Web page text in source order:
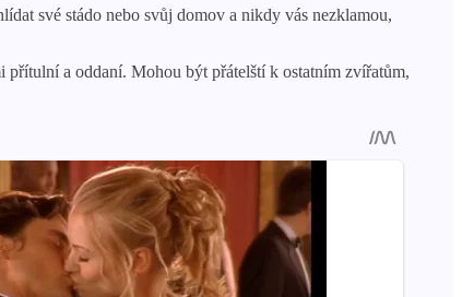
své stádo nebo svůj domov a nikdy vás nezklamou,
a oddaní. Mohou být přátelští k ostatním zvířatům,